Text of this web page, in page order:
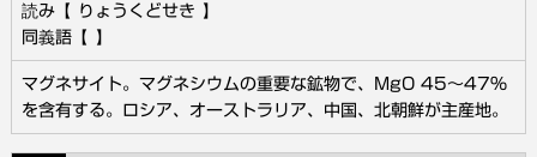
りょうくどせき
マグネサイト。マグネシウムの重要な鉱物で、MgO 45～47％
を含有する。ロシア、オーストラリア、中国、北朝鮮が主産地。